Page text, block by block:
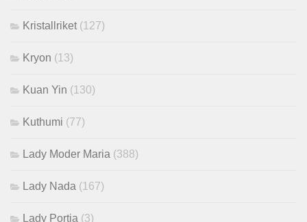
Kristallriket (127)
Kryon (13)
Kuan Yin (130)
Kuthumi (77)
Lady Moder Maria (388)
Lady Nada (167)
Lady Portia (3)